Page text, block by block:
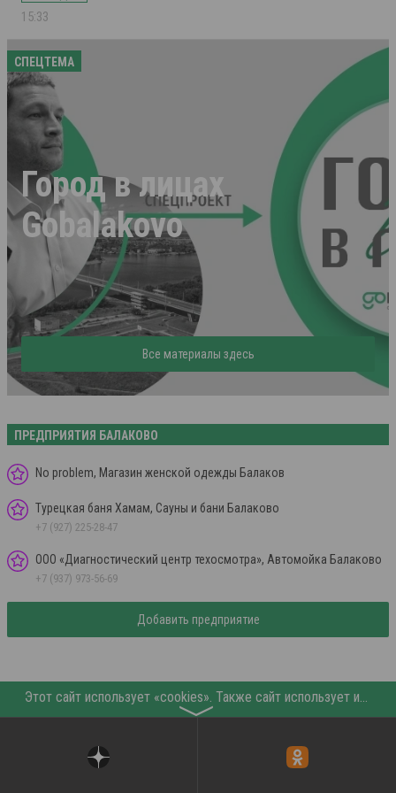
15:33
СПЕЦТЕМА
Город в лицах
Gobalakovo
Все материалы здесь
ПРЕДПРИЯТИЯ БАЛАКОВО
No problem, Магазин женской одежды Балаков
Турецкая баня Хамам, Сауны и бани Балаково
+7 (927) 225-28-47
ООО «Диагностический центр техосмотра», Автомойка Балаково
+7 (937) 973-56-69
Добавить предприятие
〉